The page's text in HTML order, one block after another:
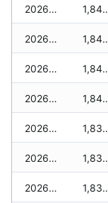
2026-06-04
2026-06-03
2026-06-02
2026-06-01
2026-05-31
2026-05-30
2026-05-29